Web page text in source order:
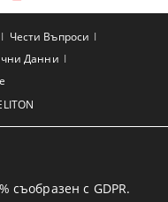
Чести Въпроси
Данни
съобразен с GDPR.